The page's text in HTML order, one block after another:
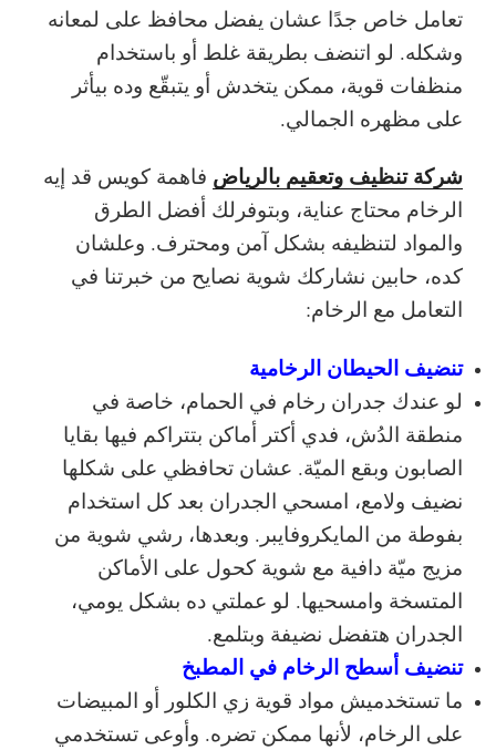
تعامل خاص جدًا عشان يفضل محافظ على لمعانه
وشكله. لو اتنضف بطريقة غلط أو باستخدام
منظفات قوية، ممكن يتخدش أو يتبقّع وده بيأثر
على مظهره الجمالي.
شركة تنظيف وتعقيم بالرياض فاهمة كويس قد إيه
الرخام محتاج عناية، وبتوفرلك أفضل الطرق
والمواد لتنظيفه بشكل آمن ومحترف. وعلشان
كده، حابين نشاركك شوية نصايح من خبرتنا في
التعامل مع الرخام:
تنضيف الحيطان الرخامية
لو عندك جدران رخام في الحمام، خاصة في
منطقة الدُش، فدي أكتر أماكن بتتراكم فيها بقايا
الصابون وبقع الميّة. عشان تحافظي على شكلها
نضيف ولامع، امسحي الجدران بعد كل استخدام
بفوطة من المايكروفايبر. وبعدها، رشي شوية من
مزيج ميّة دافية مع شوية كحول على الأماكن
المتسخة وامسحيها. لو عملتي ده بشكل يومي،
الجدران هتفضل نضيفة وبتلمع.
تنضيف أسطح الرخام في المطبخ
ما تستخدميش مواد قوية زي الكلور أو المبيضات
على الرخام، لأنها ممكن تضره. وأوعى تستخدمي